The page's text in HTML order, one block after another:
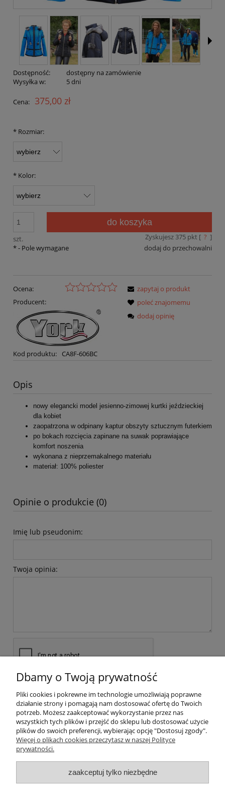
Dostępność:
dostępny na zamówienie
Wysyłka w:
5 dni
Cena: 375,00 zł
* Rozmiar:
* Kolor:
szt.
do koszyka
Zyskujesz 375pkt [ ? ]
dodaj do przechowalni
*- Pole wymagane
Ocena:
Producent:
Kod produktu: CA8F-606BC
zapytaj o produkt
poleć znajomemu
dodaj opinię
Opis
nowy elegancki model jesienno-zimowej kurtki jeździeckiej
dla kobiet
zaopatrzona w odpinany kaptur obszyty sztucznym futerkiem
po bokach rozcięcia zapinane na suwak poprawiające
komfort noszenia
wykonana z nieprzemakalnego materiału
materiał: 100% poliester
Opinie o produkcie (0)
Imię lub pseudonim:
Twoja opinia:
Pomoc
Moje konto
Płatności i dostawa
Dbamy o Twoją prywatność
Pliki cookies i pokrewne im technologie umożliwiają poprawne
działanie strony i pomagają nam dostosować ofertę do Twoich
potrzeb. Możesz zaakceptować wykorzystanie przez nas
wszystkich tych plików i przejść do sklepu lub dostosować użycie
plików do swoich preferencji, wybierając opcję "Dostosuj zgody".
Więcej o plikach cookies przeczytasz w naszej Polityce
prywatności.
zaakceptuj tylko niezbędne